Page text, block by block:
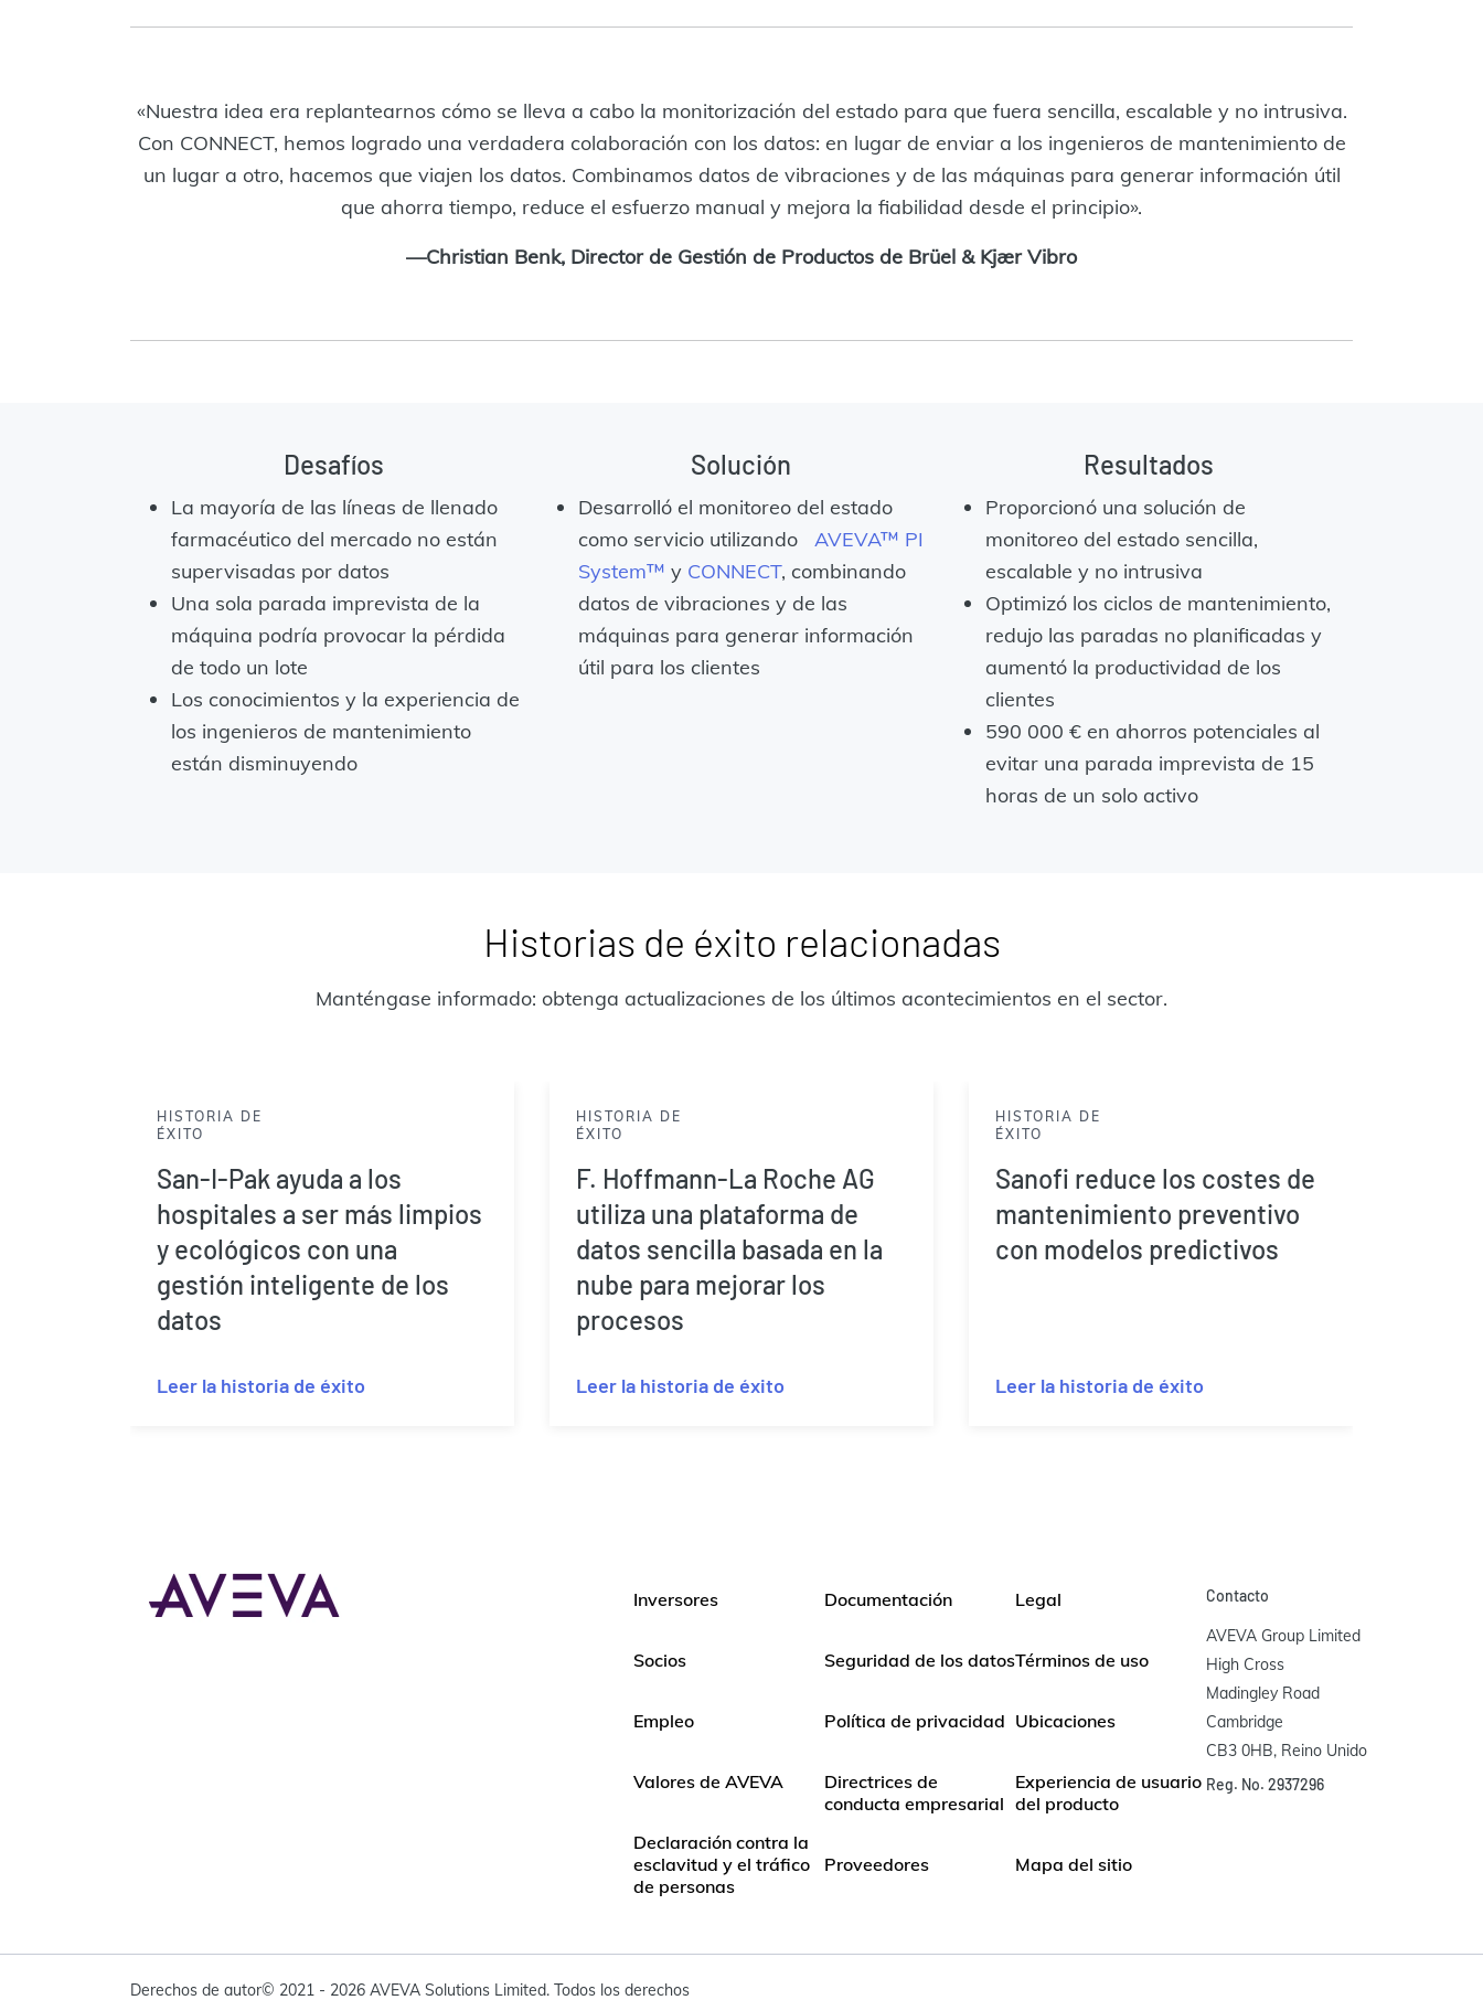
«Nuestra idea era replantearnos cómo se lleva a cabo la monitorización del estado para que fuera sencilla, escalable y no intrusiva.
Con CONNECT, hemos logrado una verdadera colaboración con los datos: en lugar de enviar a los ingenieros de mantenimiento de
un lugar a otro, hacemos que viajen los datos. Combinamos datos de vibraciones y de las máquinas para generar información útil
que ahorra tiempo, reduce el esfuerzo manual y mejora la fiabilidad desde el principio».
—Christian Benk, Director de Gestión de Productos de Brüel & Kjær Vibro
Desafíos
La mayoría de las líneas de llenado
farmacéutico del mercado no están
supervisadas por datos
Una sola parada imprevista de la
máquina podría provocar la pérdida
de todo un lote
Los conocimientos y la experiencia de
los ingenieros de mantenimiento
están disminuyendo
Solución
Desarrolló el monitoreo del estado
como servicio utilizando AVEVA™ PI
System™ y CONNECT, combinando
datos de vibraciones y de las
máquinas para generar información
útil para los clientes
Resultados
Proporcionó una solución de
monitoreo del estado sencilla,
escalable y no intrusiva
Optimizó los ciclos de mantenimiento,
redujo las paradas no planificadas y
aumentó la productividad de los
clientes
590 000 € en ahorros potenciales al
evitar una parada imprevista de 15
horas de un solo activo
Historias de éxito relacionadas
Manténgase informado: obtenga actualizaciones de los últimos acontecimientos en el sector.
HISTORIA DE
ÉXITO
San-I-Pak ayuda a los
hospitales a ser más limpios
y ecológicos con una
gestión inteligente de los
datos
Leer la historia de éxito
HISTORIA DE
ÉXITO
F. Hoffmann-La Roche AG
utiliza una plataforma de
datos sencilla basada en la
nube para mejorar los
procesos
Leer la historia de éxito
HISTORIA DE
ÉXITO
Sanofi reduce los costes de
mantenimiento preventivo
con modelos predictivos
Leer la historia de éxito
Inversores
Socios
Empleo
Valores de AVEVA
Declaración contra la
esclavitud y el tráfico
de personas
Documentación
Seguridad de los datos
Política de privacidad
Directrices de
conducta empresarial
Proveedores
Legal
Términos de uso
Ubicaciones
Experiencia de usuario
del producto
Mapa del sitio
Contacto
AVEVA Group Limited
High Cross
Madingley Road
Cambridge
CB3 0HB, Reino Unido
Reg. No. 2937296
Derechos de autor© 2021 - 2026 AVEVA Solutions Limited. Todos los derechos